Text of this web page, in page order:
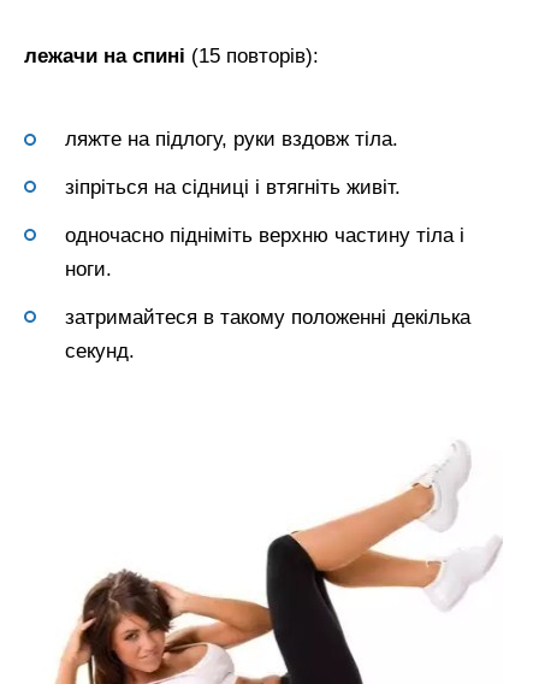
лежачи на спині (15 повторів):
ляжте на підлогу, руки вздовж тіла.
зіпріться на сідниці і втягніть живіт.
одночасно підніміть верхню частину тіла і
ноги.
затримайтеся в такому положенні декілька
секунд.